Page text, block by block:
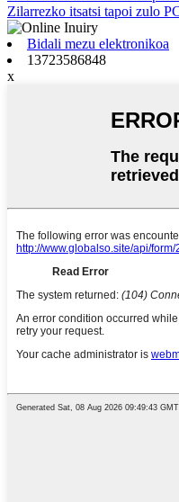
Zilarrezko itsatsi tapoi zulo
Bidali mezu elektronikoa
13723586848
x